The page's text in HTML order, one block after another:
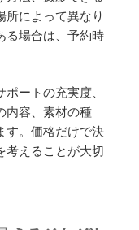
所によって異なり
る場合は、予約時
ートの充実度、
内容、素材の種
す。価格だけで決
考えることが大切